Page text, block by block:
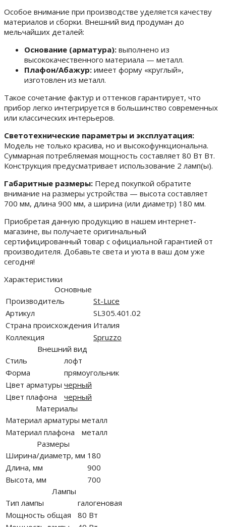
Особое внимание при производстве уделяется качеству
материалов и сборки. Внешний вид продуман до
мельчайших деталей:
Основание (арматура): выполнено из
высококачественного материала — металл.
Плафон/Абажур: имеет форму «круглый»,
изготовлен из металл.
Такое сочетание фактур и оттенков гарантирует, что
прибор легко интегрируется в большинство современных
или классических интерьеров.
Светотехнические параметры и эксплуатация:
Модель не только красива, но и высокофункциональна.
Суммарная потребляемая мощность составляет 80 Вт Вт.
Конструкция предусматривает использование 2 ламп(ы).
Габаритные размеры: Перед покупкой обратите
внимание на размеры устройства — высота составляет
700 мм, длина 900 мм, а ширина (или диаметр) 180 мм.
Приобретая данную продукцию в нашем интернет-
магазине, вы получаете оригинальный
сертифицированный товар с официальной гарантией от
производителя. Добавьте света и уюта в ваш дом уже
сегодня!
Характеристики
Основные
Производитель
St-Luce
Артикул
SL305.401.02
Страна происхождения Италия
Коллекция
Spruzzo
Внешний вид
Стиль
лофт
Форма
прямоугольник
Цвет арматуры черный
Цвет плафона
черный
Материалы
Материал арматуры металл
Материал плафона
металл
Размеры
Ширина/диаметр, мм 180
Длина, мм
900
Высота, мм
700
Лампы
Тип лампы
галогеновая
Мощность общая
80 Вт